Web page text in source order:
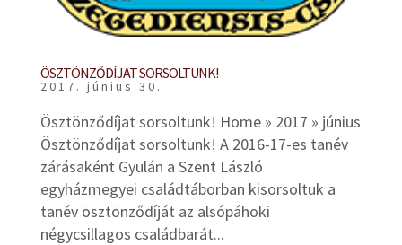
ÖSZTÖNZŐDÍJAT SORSOLTUNK!
2017. június 30.
Ösztönződíjat sorsoltunk! Home » 2017 » június
Ösztönződíjat sorsoltunk! A 2016-17-es tanév
zárásaként Gyulán a Szent László
egyházmegyei családtáborban kisorsoltuk a
tanév ösztönződíját az alsópáhoki
négycsillagos családbarát...